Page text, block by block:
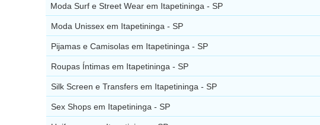
Moda Surf e Street Wear em Itapetininga - SP
Moda Unissex em Itapetininga - SP
Pijamas e Camisolas em Itapetininga - SP
Roupas Íntimas em Itapetininga - SP
Silk Screen e Transfers em Itapetininga - SP
Sex Shops em Itapetininga - SP